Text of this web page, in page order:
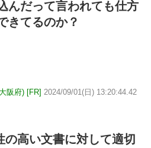
んだって言われても仕方
きてるのか？
阪府) [FR] 2024/09/01(日) 13:20:44.42
高い文書に対して適切